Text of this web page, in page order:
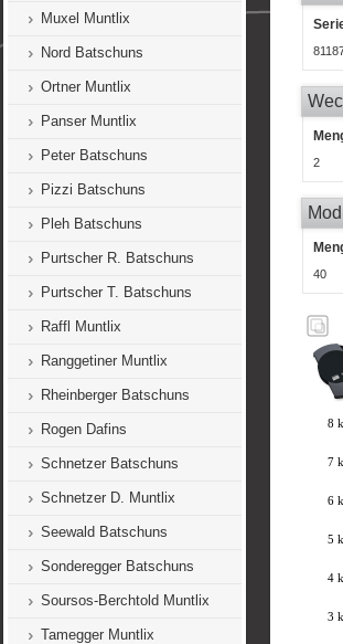
Muxel Muntlix
Nord Batschuns
Ortner Muntlix
Panser Muntlix
Peter Batschuns
Pizzi Batschuns
Pleh Batschuns
Purtscher R. Batschuns
Purtscher T. Batschuns
Raffl Muntlix
Ranggetiner Muntlix
Rheinberger Batschuns
Rogen Dafins
Schnetzer Batschuns
Schnetzer D. Muntlix
Seewald Batschuns
Sonderegger Batschuns
Soursos-Berchtold Muntlix
Tamegger Muntlix
2
40